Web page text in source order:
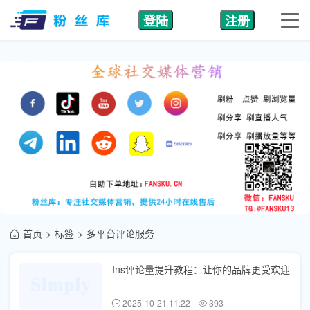
登陆 注册
首页 标签 多平台评论服务
Ins评论量提升教程：让你的品牌更受欢迎
2025-10-21 11:22 393